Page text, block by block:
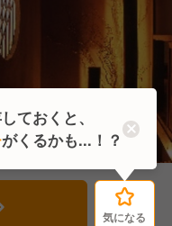
気になる
気になる
ておくと、
がくるかも...！？